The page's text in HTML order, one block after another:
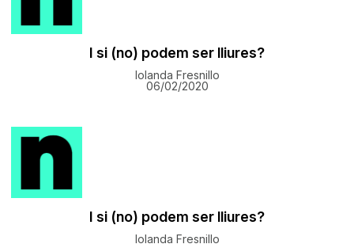
I si (no) podem ser lliures?
Iolanda Fresnillo
06/02/2020
I si (no) podem ser lliures?
Iolanda Fresnillo